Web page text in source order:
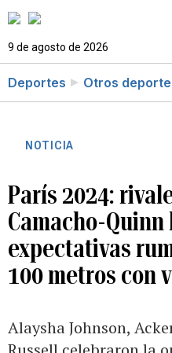
9 de agosto de 2026
Deportes Otros
NOTICIA
París 2024:
Camacho-
expectativas
100 metros con
Alaysha Johnson,